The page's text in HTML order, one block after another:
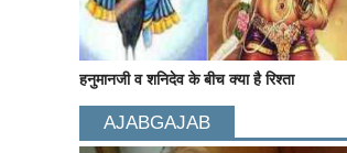
हनुमानजी व शनिदेव के बीच क्या है रिश्ता
AJABGAJAB